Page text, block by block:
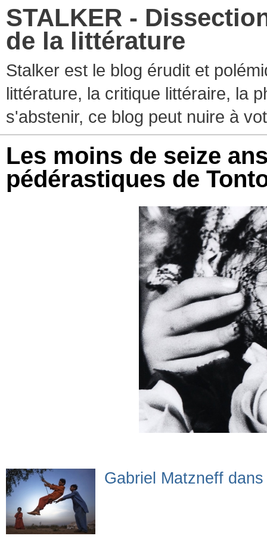
STALKER -
de la littérature
Stalker est le blog érudit et
littérature, la critique littéraire, la
s'abstenir, ce blog peut nuire à
Les moins de seize
pédérastiques de
Gabriel Matzneff